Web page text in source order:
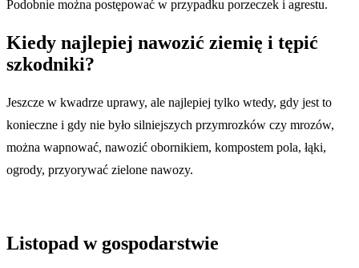
Podobnie można postępować w przypadku porzeczek i agrestu.
Kiedy najlepiej nawozić ziemię i tępić
szkodniki?
Jeszcze w kwadrze uprawy, ale najlepiej tylko wtedy, gdy jest to
konieczne i gdy nie było silniejszych przymrozków czy mrozów,
można wapnować, nawozić obornikiem, kompostem pola, łąki,
ogrody, przyorywać zielone nawozy.
Listopad w gospodarstwie